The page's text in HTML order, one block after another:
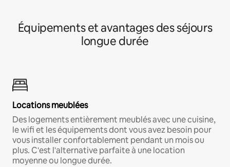
Équipements et avantages des séjours
longue durée
Locations meublées
Des logements entièrement meublés avec une cuisine,
le wifi et les équipements dont vous avez besoin pour
vous installer confortablement pendant un mois ou
plus. C'est l'alternative parfaite à une location
moyenne ou longue durée.